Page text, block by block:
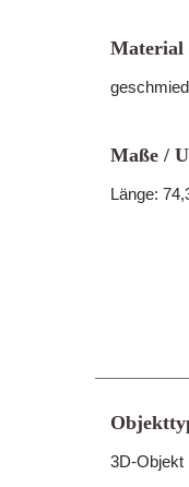
Material
Maße /
Länge:
3D-Objekt